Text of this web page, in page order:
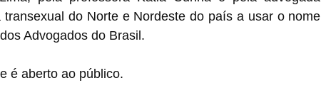
do Norte e Nordeste do país a usar o nome
Advogados do Brasil.
é aberto ao público.